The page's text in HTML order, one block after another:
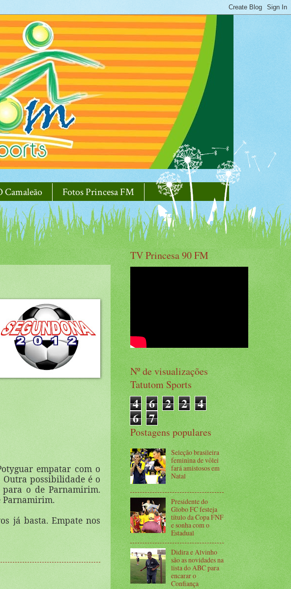
Camaleão Fotos Princesa FM
empatar com o
Outra possibilidade é o
o de Parnamirim.
Parnamirim.
já basta. Empate nos
TV Princesa 90 FM
Nº de visualizações
Tatutom Sports
4 6 2 2 4
6 7
Postagens populares
Seleção brasileira
feminina de vôlei
fará amistosos em
Natal
Presidente do
Globo FC festeja
título da Copa FNF
e sonha com o
Estadual
Didira e Alvinho
são as novidades na
lista do ABC para
encarar o
Confiança